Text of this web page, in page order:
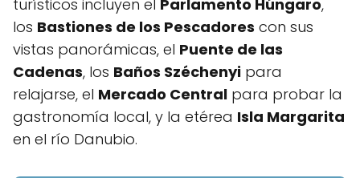
turísticos incluyen el Parlamento Húngaro,
los Bastiones de los Pescadores con sus
vistas panorámicas, el Puente de las
Cadenas, los Baños Széchenyi para
relajarse, el Mercado Central para probar la
gastronomía local, y la etérea Isla Margarita
en el río Danubio.